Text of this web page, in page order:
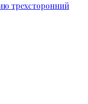
трехсторонний